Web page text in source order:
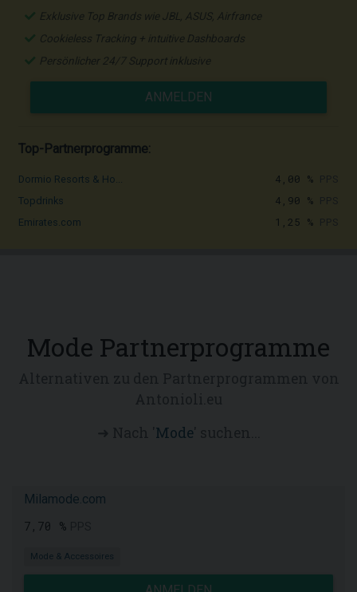
Exklusive Top Brands wie JBL, ASUS, Airfrance
Cookieless Tracking + intuitive Dashboards
Persönlicher 24/7 Support inklusive
ANMELDEN
Top-Partnerprogramme:
Dormio Resorts & Ho... 4,00 %
Topdrinks 4,90 %
Emirates.com 1,25 %
Mode Partnerprogramme
Mode
Milamode.com
7,70 %
Mode & Accessoires